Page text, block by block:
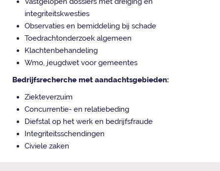
integriteitskwesties
Observaties en bemiddeling bij schade
Toedrachtonderzoek algemeen
Klachtenbehandeling
Wmo, jeugdwet voor gemeentes
Bedrijfsrecherche met aandachtsgebieden:
Ziekteverzuim
Concurrentie- en relatiebeding
Diefstal op het werk en bedrijfsfraude
Integriteitsschendingen
Civiele zaken